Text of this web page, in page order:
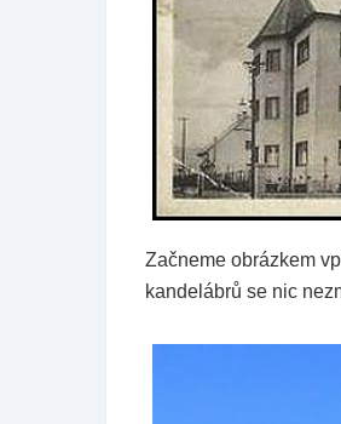
Začneme obrázkem
kandelábrů se nic